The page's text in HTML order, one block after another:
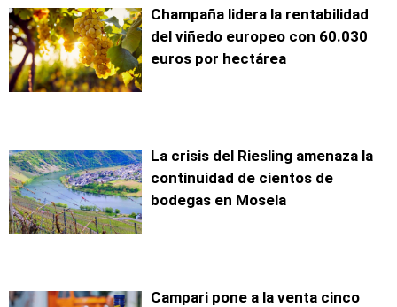
Champaña lidera la rentabilidad
del viñedo europeo con 60.030
euros por hectárea
La crisis del Riesling amenaza la
continuidad de cientos de
bodegas en Mosela
Campari pone a la venta cinco